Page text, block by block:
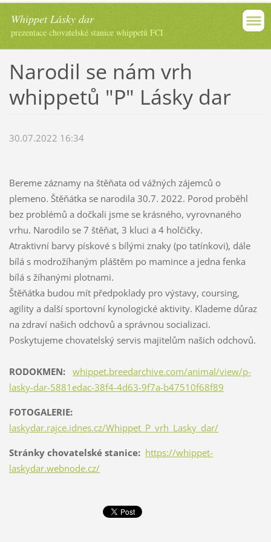
Whippet Lásky dar
prezentace chovatelské stanice whippetů FCI
Narodil se nám vrh
whippetů "P" Lásky dar
30.07.2022 16:34
Bereme záznamy na štěňata od vážných zájemců o
plemeno. Štěňátka se narodila 30.7. 2022. Porod proběhl
bez problémů a dočkali jsme se krásného, vyrovnaného
vrhu. Narodilo se 7 štěňat, 3 kluci a 4 holčičky.
Atraktivní barvy pískové s bílými znaky (po tatínkovi), dále
bílá s modrožíhaným pláštěm po mamince a jedna fenka
bílá s žíhanými plotnami.
Štěňátka budou mít předpoklady pro výstavy, coursing,
agility a další sportovní kynologické aktivity. Klademe důraz
na zdraví našich odchovů a správnou socializaci.
Poskytujeme chovatelský servis majitelům našich odchovů.
RODOKMEN:
whippet.breedarchive.com/animal/view/p-
lasky-dar-5881edac-38f4-4d63-9f7a-b47510f68f89
FOTOGALERIE:
laskydar.rajce.idnes.cz/Whippet_P_vrh_Lasky_dar/
Stránky chovatelské stanice: https://whippet-
laskydar.webnode.cz/